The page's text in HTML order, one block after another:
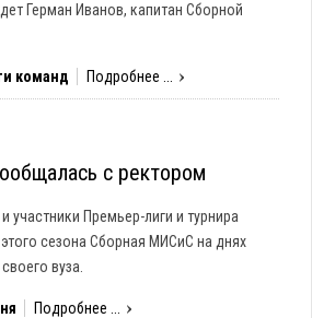
Герман Иванов, капитан Сборной
команд Подробнее ...
с ректором
участники Премьер-лиги и турнира
сезона Сборная МИСиС на днях
вуза.
Подробнее ...